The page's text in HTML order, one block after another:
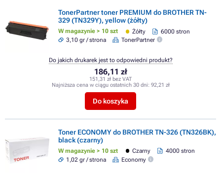
TonerPartner toner PREMIUM do BROTHER TN-
329 (TN329Y), yellow (żółty)
W magazynie > 10 szt Żółty
6000 stron
3,10 gr / strona
TonerPartner
186,11 zł
151,31 zł bez VAT
Najniższa cena w ciągu ostatnich 30 dni: 92,21 zł
Do koszyka
Do jakich drukarek jest to odpowiedni produkt?
Toner ECONOMY do BROTHER TN-326 (TN326BK),
black (czarny)
W magazynie > 10 szt Czarny
4000 stron
1,02 gr / strona
Economy